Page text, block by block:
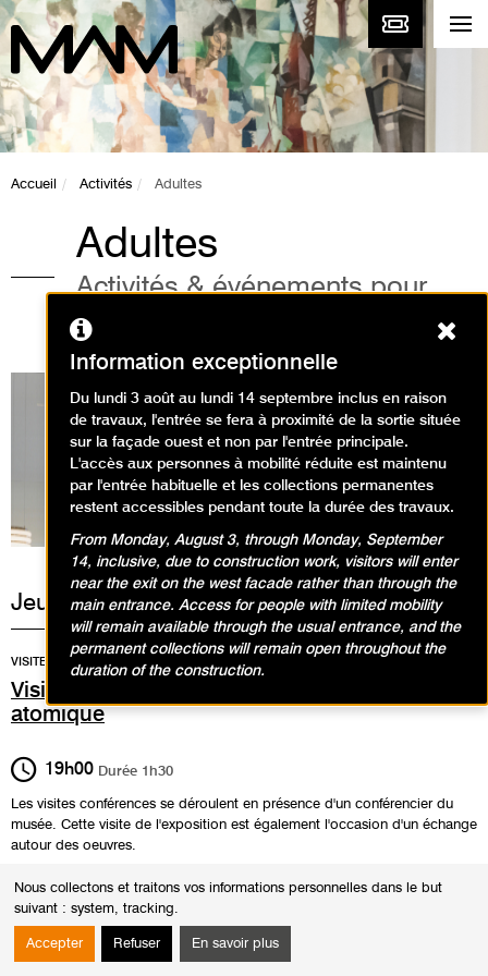
Nous collectons et traitons vos informations personnelles dans le but
suivant : system, tracking.
Accepter Refuser En savoir plus
Accueil Activités Adultes
Adultes
Activités & événements pour
adultes au musée
Expositions en cours
Jeudi 31 octobre 2024
Visites-conférences dans l'exposition L'âge
atomique
VISITES
19h00 Durée 1h30
Les visites conférences se déroulent en présence d'un conférencier du
musée. Cette visite de l'exposition est également l'occasion d'un échange
autour des oeuvres.
Public
Adultes
Adresse
Information exceptionnelle
Du lundi 3 août au lundi 14 septembre inclus en raison
de travaux, l'entrée se fera à proximité de la sortie située
sur la façade ouest et non par l'entrée principale.
L'accès aux personnes à mobilité réduite est maintenu
par l'entrée habituelle et les collections permanentes
restent accessibles pendant toute la durée des travaux.
From Monday, August 3, through Monday, September
14, inclusive, due to construction work, visitors will enter
near the exit on the west facade rather than through the
main entrance. Access for people with limited mobility
will remain available through the usual entrance, and the
permanent collections will remain open throughout the
duration of the construction.